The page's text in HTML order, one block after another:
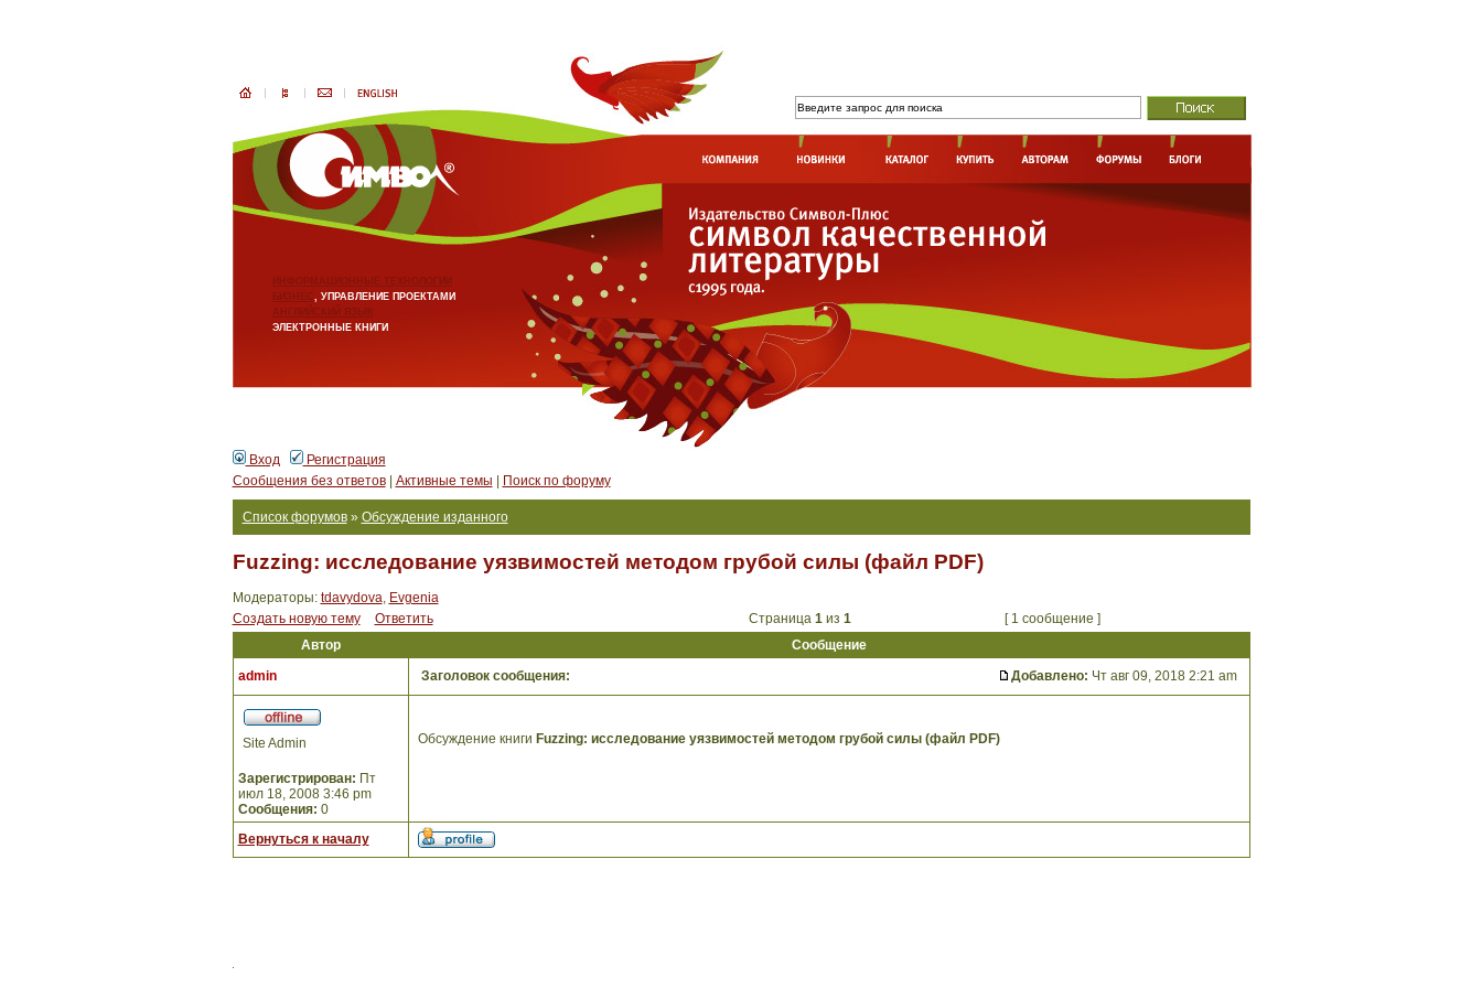
ИНФОРМАЦИОННЫЕ ТЕХНОЛОГИИ
БИЗНЕС, УПРАВЛЕНИЕ ПРОЕКТАМИ
АНГЛИЙСКИЙ ЯЗЫК
ЭЛЕКТРОННЫЕ КНИГИ
Вход
Регистрация
Сообщения без ответов| Активные темы Поиск по форуму
Список форумов» Обсуждение изданного
Fuzzing: исследование уязвимостей методом грубой силы (файл PDF)
Модераторы: tdavydova, Evgenia
Создать новую тему
Ответить Страница 1из 1
[ 1 сообщение ]
Автор
Сообщение
admin
Заголовок сообщения: Добавлено: Чт авг 09, 2018 2:21 am
Site Admin
Зарегистрирован: Пт
июл 18, 2008 3:46 pm
Сообщения: 0
Обсуждение книги Fuzzing: исследование уязвимостей методом грубой силы (файл PDF)
Вернуться к началу